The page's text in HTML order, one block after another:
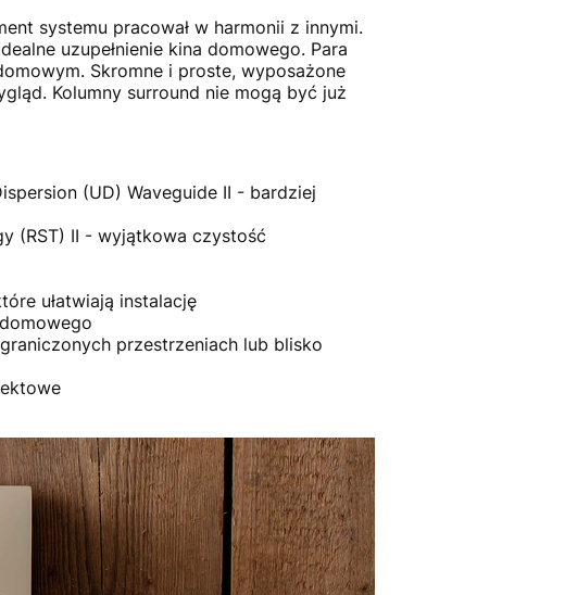
systemu pracował w harmonii z innymi.
uzupełnienie kina domowego. Para
Skromne i proste, wyposażone
Kolumny surround nie mogą być już
(UD) Waveguide II - bardziej
(RST) II - wyjątkowa czystość
ułatwiają instalację
przestrzeniach lub blisko